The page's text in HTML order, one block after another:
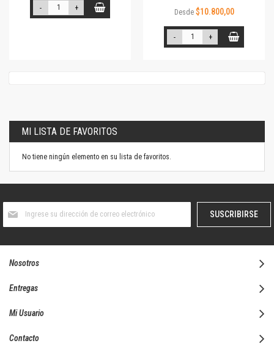
- +
Desde $10.800,00
- +
MI LISTA DE FAVORITOS
No tiene ningún elemento en su lista de favoritos.
boletín
SUSCRIBIRSE
Nosotros
Entregas
Mi Usuario
Contacto